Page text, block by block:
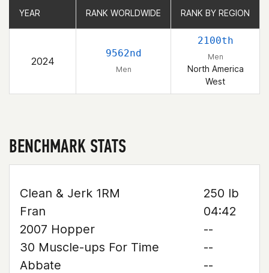
YEAR RANK WORLDWIDE RANK BY REGION
2024
9562nd
Men
2100th
Men
North America
West
YEAR RANK WORLDWIDE RANK BY REGION
BENCHMARK STATS
Clean & Jerk 1RM
250 lb
Fran
04:42
2007 Hopper
--
30 Muscle-ups For Time
--
Abbate
--